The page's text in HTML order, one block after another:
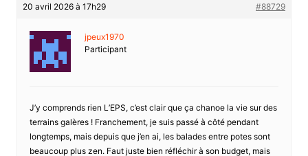
20 avril 2026 à 17h29 #88729
jpeux1970
Participant
J’y comprends rien L’EPS, c’est clair que ça chanoe la vie sur des
terrains galères ! Franchement, je suis passé à côté pendant
longtemps, mais depuis que j’en ai, les balades entre potes sont
beaucoup plus zen. Faut juste bien réfléchir à son budget, mais